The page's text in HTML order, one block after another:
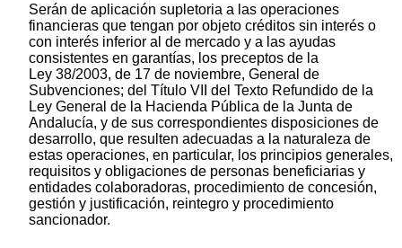
Serán de aplicación supletoria a las operaciones
financieras que tengan por objeto créditos sin interés o
con interés inferior al de mercado y a las ayudas
consistentes en garantías, los preceptos de la
Ley 38/2003, de 17 de noviembre, General de
Subvenciones; del Título VII del Texto Refundido de la
Ley General de la Hacienda Pública de la Junta de
Andalucía, y de sus correspondientes disposiciones de
desarrollo, que resulten adecuadas a la naturaleza de
estas operaciones, en particular, los principios generales,
requisitos y obligaciones de personas beneficiarias y
entidades colaboradoras, procedimiento de concesión,
gestión y justificación, reintegro y procedimiento
sancionador.